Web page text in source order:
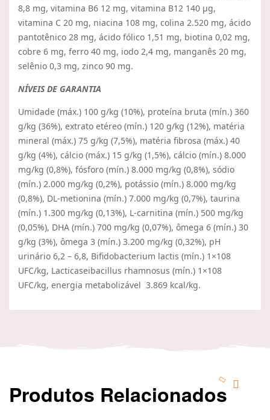
8,8 mg, vitamina B6 12 mg, vitamina B12 140 μg,
vitamina C 20 mg, niacina 108 mg, colina 2.520 mg, ácido
pantotênico 28 mg, ácido fólico 1,51 mg, biotina 0,02 mg,
cobre 6 mg, ferro 40 mg, iodo 2,4 mg, manganês 20 mg,
selênio 0,3 mg, zinco 90 mg.
NÍVEIS DE GARANTIA
Umidade (máx.) 100 g/kg (10%), proteína bruta (mín.) 360
g/kg (36%), extrato etéreo (mín.) 120 g/kg (12%), matéria
mineral (máx.) 75 g/kg (7,5%), matéria fibrosa (máx.) 40
g/kg (4%), cálcio (máx.) 15 g/kg (1,5%), cálcio (mín.) 8.000
mg/kg (0,8%), fósforo (mín.) 8.000 mg/kg (0,8%), sódio
(mín.) 2.000 mg/kg (0,2%), potássio (mín.) 8.000 mg/kg
(0,8%), DL-metionina (mín.) 7.000 mg/kg (0,7%), taurina
(mín.) 1.300 mg/kg (0,13%), L-carnitina (mín.) 500 mg/kg
(0,05%), DHA (mín.) 700 mg/kg (0,07%), ômega 6 (mín.) 30
g/kg (3%), ômega 3 (mín.) 3.200 mg/kg (0,32%), pH
urinário 6,2 – 6,8, Bifidobacterium lactis (mín.) 1×108
UFC/kg, Lacticaseibacillus rhamnosus (mín.) 1×108
UFC/kg, energia metabolizável 3.869 kcal/kg.
Produtos Relacionados